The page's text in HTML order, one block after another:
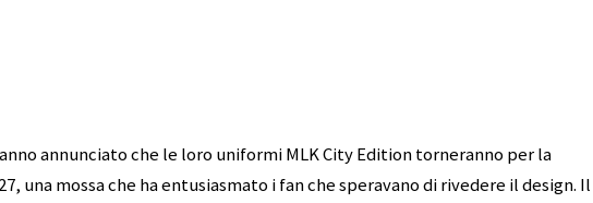
annunciato che le loro uniformi MLK City Edition torneranno per la
una mossa che ha entusiasmato i fan che speravano di rivedere il design. Il